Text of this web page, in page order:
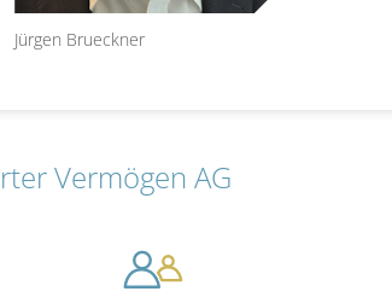
Jürgen Brueckner
Vermögen AG